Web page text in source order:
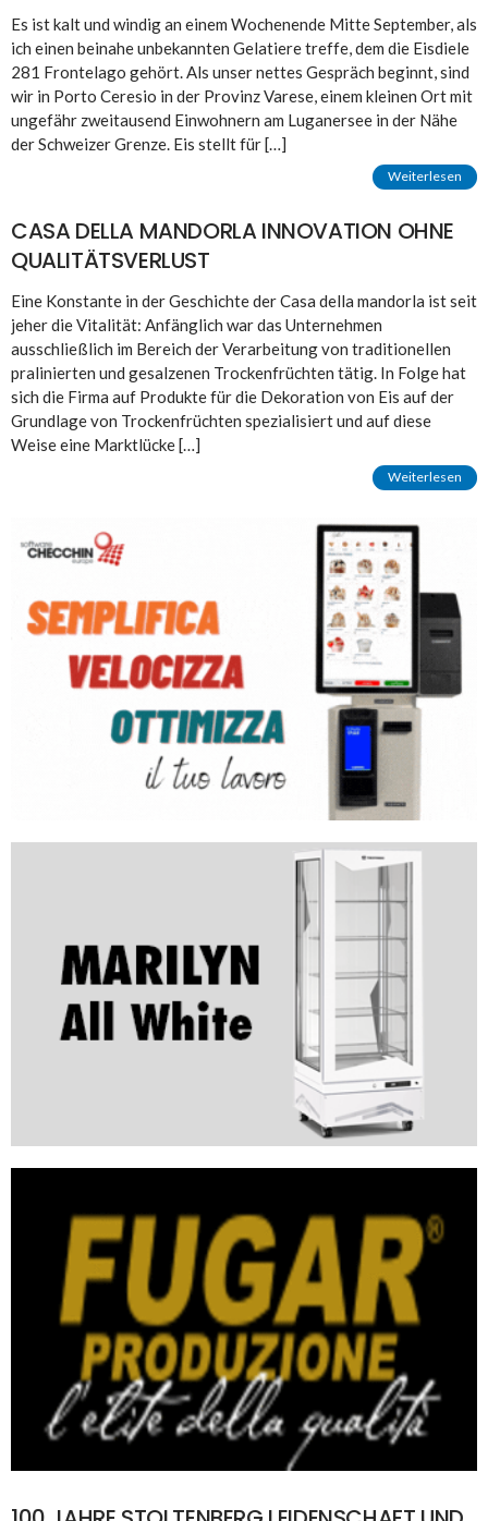
Es ist kalt und windig an einem Wochenende Mitte September, als
ich einen beinahe unbekannten Gelatiere treffe, dem die Eisdiele
281 Frontelago gehört. Als unser nettes Gespräch beginnt, sind
wir in Porto Ceresio in der Provinz Varese, einem kleinen Ort mit
ungefähr zweitausend Einwohnern am Luganersee in der Nähe
der Schweizer Grenze. Eis stellt für […]
Weiterlesen
CASA DELLA MANDORLA INNOVATION OHNE
QUALITÄTSVERLUST
Eine Konstante in der Geschichte der Casa della mandorla ist seit
jeher die Vitalität: Anfänglich war das Unternehmen
ausschließlich im Bereich der Verarbeitung von traditionellen
pralinierten und gesalzenen Trockenfrüchten tätig. In Folge hat
sich die Firma auf Produkte für die Dekoration von Eis auf der
Grundlage von Trockenfrüchten spezialisiert und auf diese
Weise eine Marktlücke […]
Weiterlesen